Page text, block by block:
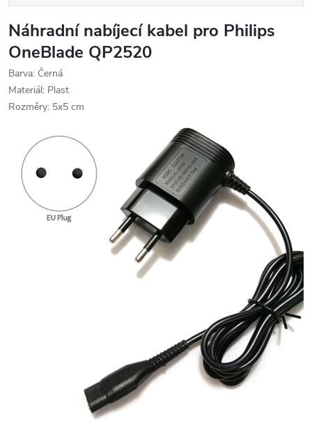
Náhradní nabíjecí kabel pro Philips
OneBlade QP2520
Barva: Černá
Materiál: Plast
Rozměry: 5x5 cm